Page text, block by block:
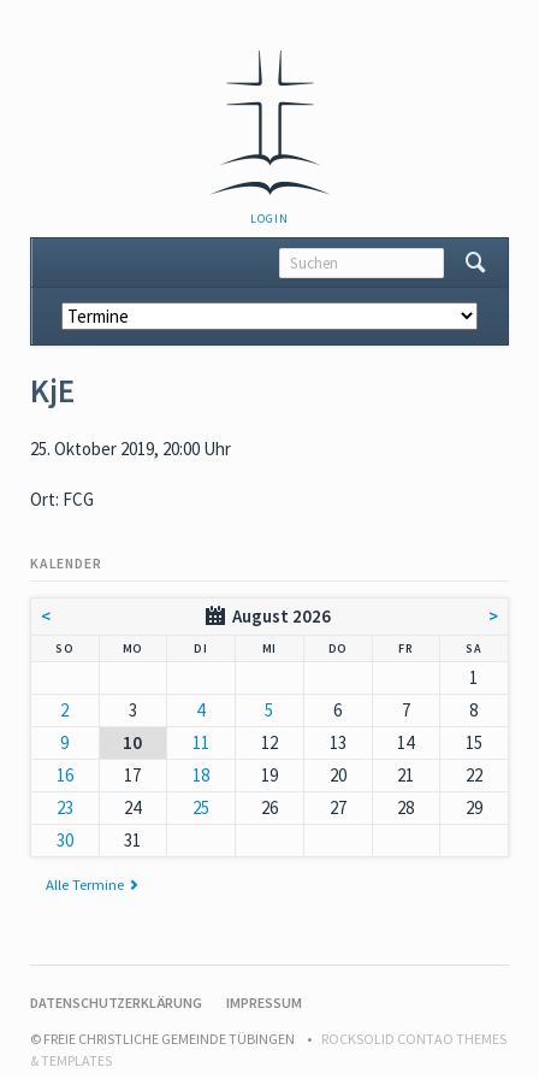
NAVIGATION
ÜBERSPRINGEN
LOGIN
Navigation
überspringen
KjE
25. Oktober 2019, 20:00 Uhr
Ort: FCG
KALENDER
< August 2026 >
SO MO DI MI DO NNERSTAG
FR SAMSTAG
1
2
3 4 5 6 7
8
9
10 11 12 13 14
15
16
17 18 19 20 21
22
23
24 25 26 27 28
29
30
31
Alle Termine
NAVIGATION
DATENSCHUTZERKLÄRUNG
IMPRESSUM
© FREIE CHRISTLICHE GEMEINDE TÜBINGEN
ROCKSOLID CONTAO THEMES
& TEMPLATES